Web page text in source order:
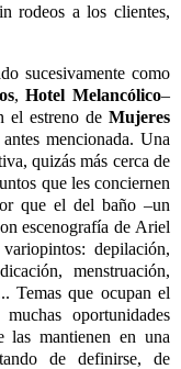
rodeos a los clientes,
sucesivamente como
,Hotel Melancólico–
el estreno de Mujeres
antes mencionada. Una
quizás más cerca de
que les conciernen
que el del baño –un
escenografía de Ariel
depilación,
ón, menstruación,
Temas que ocupan el
oportunidades
las mantienen en una
de definirse, de